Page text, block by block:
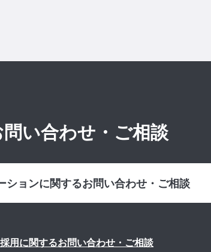
い合わせ・ご相談
ションに関するお問い合わせ・ご相談
採用に関するお問い合わせ・ご相談